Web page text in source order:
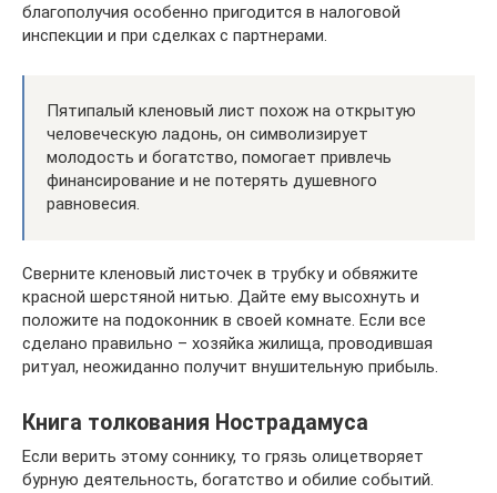
благополучия особенно пригодится в налоговой
инспекции и при сделках с партнерами.
Пятипалый кленовый лист похож на открытую
человеческую ладонь, он символизирует
молодость и богатство, помогает привлечь
финансирование и не потерять душевного
равновесия.
Сверните кленовый листочек в трубку и обвяжите
красной шерстяной нитью. Дайте ему высохнуть и
положите на подоконник в своей комнате. Если все
сделано правильно – хозяйка жилища, проводившая
ритуал, неожиданно получит внушительную прибыль.
Книга толкования Нострадамуса
Если верить этому соннику, то грязь олицетворяет
бурную деятельность, богатство и обилие событий.